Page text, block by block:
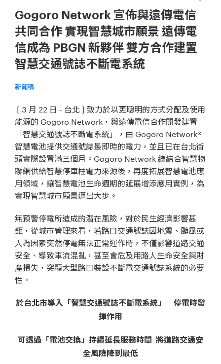
Gogoro Network 宣佈與遠傳電信
共同合作 實現智慧城市願景 遠傳電
信成為 PBGN 新夥伴 雙方合作建置
智慧交通號誌不斷電系統
新聞稿
[ 3 月 22 日 - 台北 ] 致力於以更聰明的方式分配及使用
能源的 Gogoro Network，與遠傳電信合作開發建置
「智慧交通號誌不斷電系統」，由 Gogoro Network®
智慧電池提供交通號誌最即時的電力，並且已在台北街
頭實際設置滿三個月。Gogoro Network 繼結合智慧物
聯網供給智慧停車柱電力來源後，再度拓展智慧電池應
用領域，讓智慧電池生命週期的延展增添應用實例，為
實現智慧城市願景邁出大步。
無預警停電所造成的潛在風險，對於民生經濟影響甚
鉅，從城市管理來看，若路口交通號誌因地震、颱風或
人為因素突然停電無法正常運作時，不僅影響道路交通
安全、導致車流混亂，甚至會危及用路人生命安全與財
產損失，突顯大型路口裝設不斷電交通號誌系統的必要
性。
於台北市導入「智慧交通號誌不斷電系統」 停電時發
揮作用
可透過「電池交換」持續延長服務時間 將道路交通安
全風險降到最低